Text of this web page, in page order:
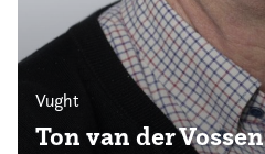
Vught
Ton van der Vossen